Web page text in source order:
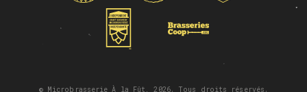
© Microbrasserie À la Fût, 2026. Tous droits réservés.